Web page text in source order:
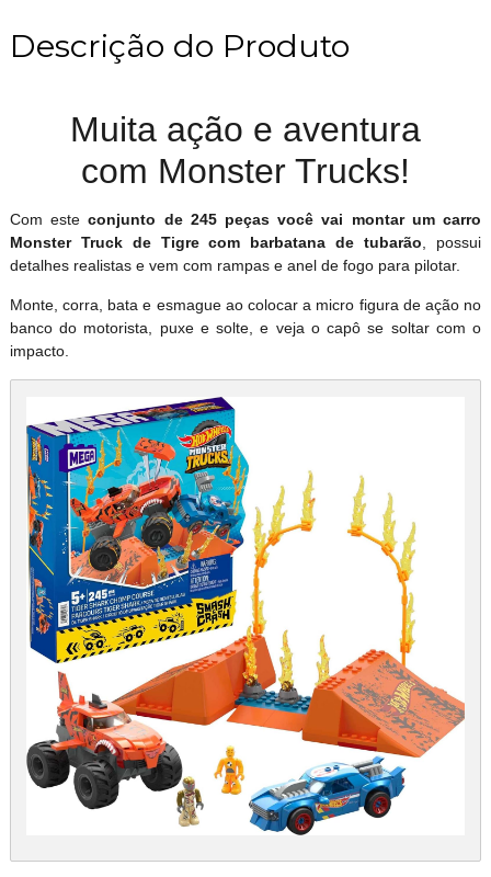
Descrição do Produto
Muita ação e aventura
com Monster Trucks!
Com esteconjunto de 245 peças você vai montar um carro
Monster Truck de Tigre com barbatana de tubarão, possui
detalhes realistas e vem com rampas e anel de fogo para pilotar.
Monte, corra, bata e esmague ao colocar a micro figura de ação no
banco do motorista, puxe e solte, e veja o capô se soltar com o
impacto.